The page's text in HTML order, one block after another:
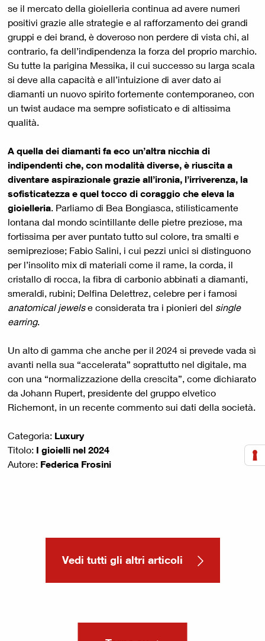
se il mercato della gioielleria continua ad avere numeri
positivi grazie alle strategie e al rafforzamento dei grandi
gruppi e dei brand, è doveroso non perdere di vista chi, al
contrario, fa dell’indipendenza la forza del proprio marchio.
Su tutte la parigina Messika, il cui successo su larga scala
si deve alla capacità e all’intuizione di aver dato ai
diamanti un nuovo spirito fortemente contemporaneo, con
un twist audace ma sempre sofisticato e di altissima
qualità.
A quella dei diamanti fa eco un’altra nicchia di
indipendenti che, con modalità diverse, è riuscita a
diventare aspirazionale grazie all’ironia, l’irriverenza, la
sofisticatezza e quel tocco di coraggio che eleva la
gioielleria. Parliamo di Bea Bongiasca, stilisticamente
lontana dal mondo scintillante delle pietre preziose, ma
fortissima per aver puntato tutto sul colore, tra smalti e
semipreziose; Fabio Salini, i cui pezzi unici si distinguono
per l’insolito mix di materiali come il rame, la corda, il
cristallo di rocca, la fibra di carbonio abbinati a diamanti,
smeraldi, rubini; Delfina Delettrez, celebre per i famosi
anatomical jewelse considerata tra i pionieri del single
earring.
Un alto di gamma che anche per il 2024 si prevede vada sì
avanti nella sua “accelerata” soprattutto nel digitale, ma
con una “normalizzazione della crescita”, come dichiarato
da Johann Rupert, presidente del gruppo elvetico
Richemont, in un recente commento sui dati della società.
Categoria: Luxury
Titolo: I gioielli nel 2024
Autore: Federica Frosini
Vedi tutti gli altri articoli